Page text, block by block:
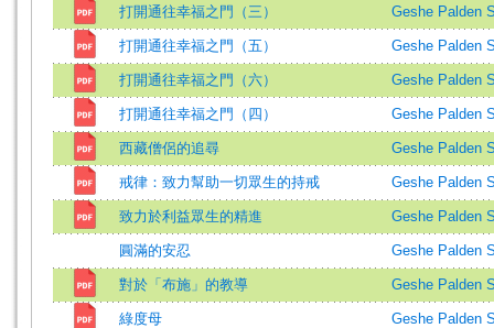
打開通往幸福之門（三） Geshe Palden
打開通往幸福之門（五） Geshe Palden
打開通往幸福之門（六） Geshe Palden
打開通往幸福之門（四） Geshe Palden
西藏僧侶的追尋 Geshe Palden
戒律：致力幫助一切眾生的持戒 Geshe Palden
致力於利益眾生的精進 Geshe Palden
圓滿的安忍 Geshe Palden
對於「布施」的教導 Geshe Palden
綠度母 Geshe Palden